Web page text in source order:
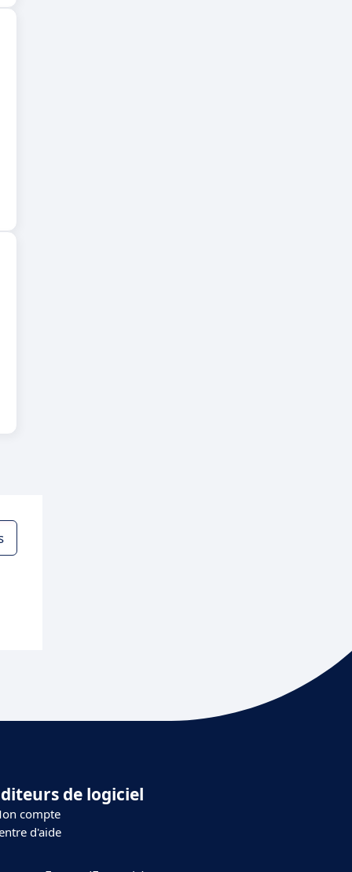
de logiciel
compte
d'aide